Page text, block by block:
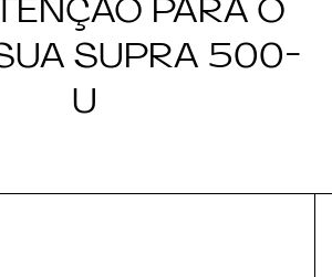
PARA O
SUPRA 500-
U